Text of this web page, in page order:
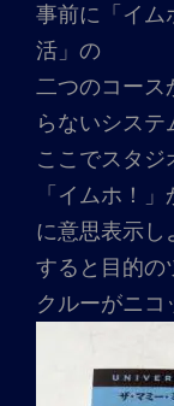
事前に「イム
活」の
二つのコース
らないシステ
ここでスタジ
「イムホ！
に意思表示し
すると目的の
クルーがニコ